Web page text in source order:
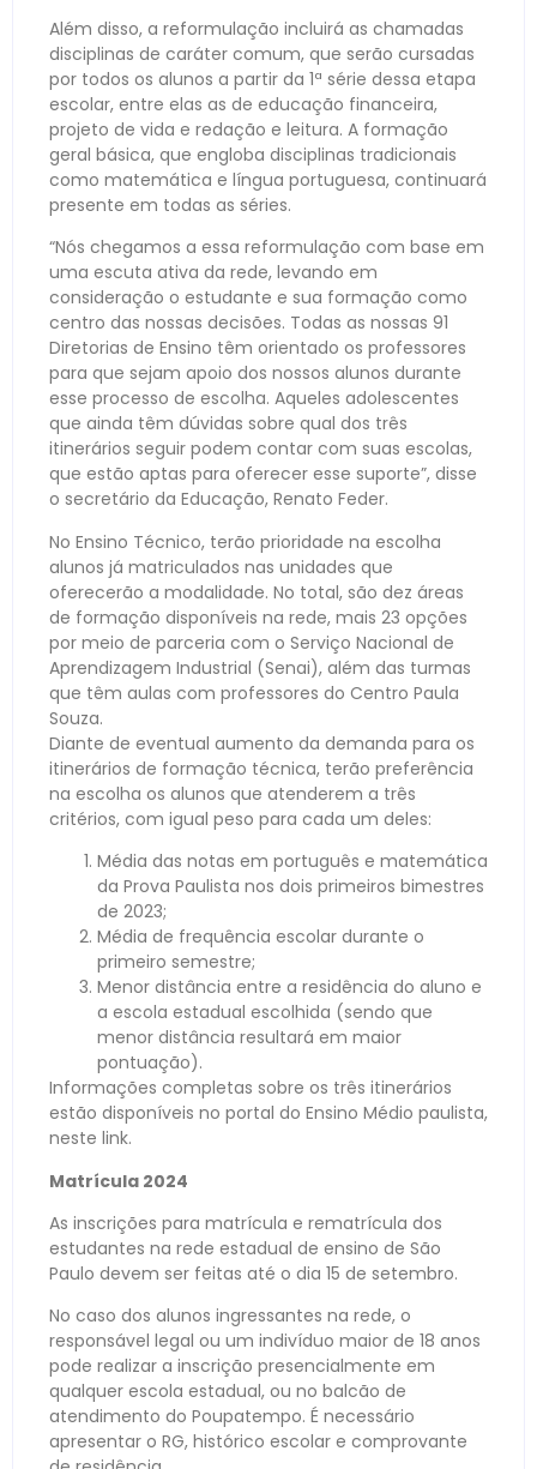
Além disso, a reformulação incluirá as chamadas
disciplinas de caráter comum, que serão cursadas
por todos os alunos a partir da 1ª série dessa etapa
escolar, entre elas as de educação financeira,
projeto de vida e redação e leitura. A formação
geral básica, que engloba disciplinas tradicionais
como matemática e língua portuguesa, continuará
presente em todas as séries.
“Nós chegamos a essa reformulação com base em
uma escuta ativa da rede, levando em
consideração o estudante e sua formação como
centro das nossas decisões. Todas as nossas 91
Diretorias de Ensino têm orientado os professores
para que sejam apoio dos nossos alunos durante
esse processo de escolha. Aqueles adolescentes
que ainda têm dúvidas sobre qual dos três
itinerários seguir podem contar com suas escolas,
que estão aptas para oferecer esse suporte”, disse
o secretário da Educação, Renato Feder.
No Ensino Técnico, terão prioridade na escolha
alunos já matriculados nas unidades que
oferecerão a modalidade. No total, são dez áreas
de formação disponíveis na rede, mais 23 opções
por meio de parceria com o Serviço Nacional de
Aprendizagem Industrial (Senai), além das turmas
que têm aulas com professores do Centro Paula
Souza.
Diante de eventual aumento da demanda para os
itinerários de formação técnica, terão preferência
na escolha os alunos que atenderem a três
critérios, com igual peso para cada um deles:
Média das notas em português e matemática
da Prova Paulista nos dois primeiros bimestres
de 2023;
Média de frequência escolar durante o
primeiro semestre;
Menor distância entre a residência do aluno e
a escola estadual escolhida (sendo que
menor distância resultará em maior
pontuação).
Informações completas sobre os três itinerários
estão disponíveis no portal do Ensino Médio paulista,
neste link.
Matrícula 2024
As inscrições para matrícula e rematrícula dos
estudantes na rede estadual de ensino de São
Paulo devem ser feitas até o dia 15 de setembro.
No caso dos alunos ingressantes na rede, o
responsável legal ou um indivíduo maior de 18 anos
pode realizar a inscrição presencialmente em
qualquer escola estadual, ou no balcão de
atendimento do Poupatempo. É necessário
apresentar o RG, histórico escolar e comprovante